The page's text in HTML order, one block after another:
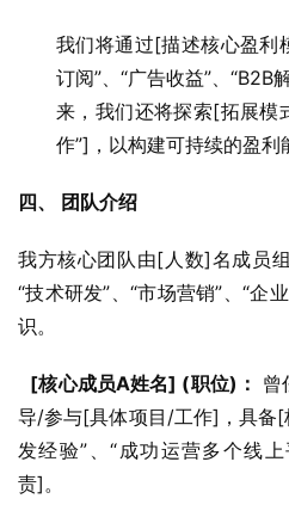
我们将通过[描述核心盈利
订阅”、“广告收益”、“B2B
来，我们还将探索[拓展模
作”]，以构建可持续的盈利
四、 团队介绍
我方核心团队由[人数]名成员
“技术研发”、“市场营销”、“企
识。
[核心成员A姓名] (职位)： 曾
导/参与[具体项目/工作]，具备[
发经验”、“成功运营多个线
责]。